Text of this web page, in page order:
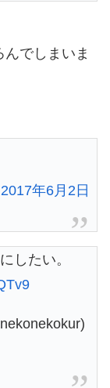
でしまいま
2017年6月2日
したい。